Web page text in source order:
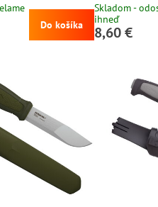
12C27, tvrdosti 57-
s protišmykovou
puzdro
Do košíka
Skladom -
ihneď
8,60 €